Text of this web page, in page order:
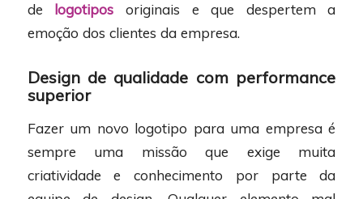
de logotipos originais e que despertem a
emoção dos clientes da empresa.
Design de qualidade com performance
superior
Fazer um novo logotipo para uma empresa é
sempre uma missão que exige muita
criatividade e conhecimento por parte da